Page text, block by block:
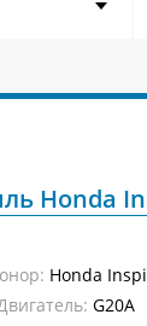
Honda
Honda
G20A